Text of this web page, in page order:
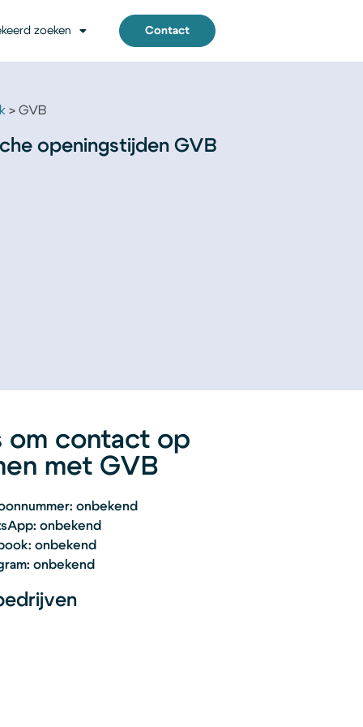
zoeken Contact
GVB
openingstijden GVB
om contact op
met GVB
onbekend
onbekend
onbekend
onbekend